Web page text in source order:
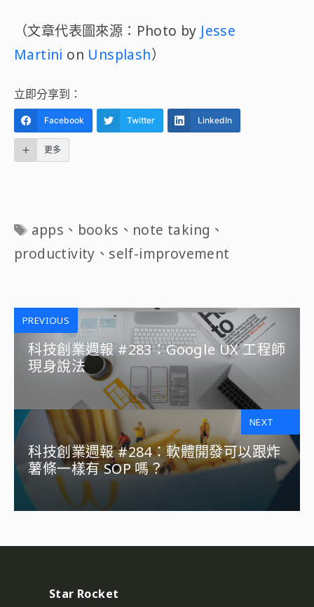
（文章代表圖來源：Photo by Jesse
Martini on Unsplash）
立即分享到：
Facebook Twitter LinkedIn
更多
標
籤
apps 、 books 、 note taking 、
productivity 、 self-improvement
PREVIOUS
科技創業週報 #283：Google UX 工程師
現身說法
科技創業週報 #284：軟體開發可以跟炸
薯條一樣有 SOP 嗎？
NEXT
Star Rocket